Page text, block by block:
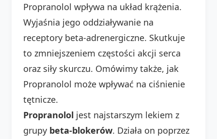
Propranolol wpływa na układ krążenia.
Wyjaśnia jego oddziaływanie na
receptory beta-adrenergiczne. Skutkuje
to zmniejszeniem częstości akcji serca
oraz siły skurczu. Omówimy także, jak
Propranolol może wpływać na ciśnienie
tętnicze.
Propranolol jest najstarszym lekiem z
grupy beta-blokerów. Działa on poprzez